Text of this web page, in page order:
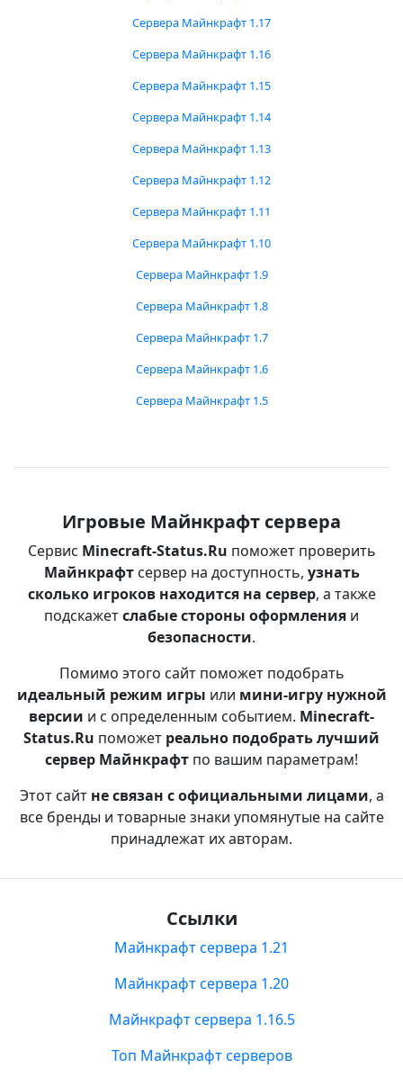
Сервера Майнкрафт 1.17
Сервера Майнкрафт 1.16
Сервера Майнкрафт 1.15
Сервера Майнкрафт 1.14
Сервера Майнкрафт 1.13
Сервера Майнкрафт 1.12
Сервера Майнкрафт 1.11
Сервера Майнкрафт 1.10
Сервера Майнкрафт 1.9
Сервера Майнкрафт 1.8
Сервера Майнкрафт 1.7
Сервера Майнкрафт 1.6
Сервера Майнкрафт 1.5
Игровые Майнкрафт сервера
Сервис Minecraft-Status.Ru поможет проверить
Майнкрафтсервер на доступность, узнать
сколько игроков находится на сервер, а также
подскажетслабые стороны оформления и
безопасности.
Помимо этого сайт поможет подобрать
идеальный режим игры или мини-игру нужной
версии и с определенным событием. Minecraft-
Status.Ru поможет реально подобрать лучший
сервер Майнкрафт по вашим параметрам!
Этот сайт не связан с официальными лицами, а
все бренды и товарные знаки упомянутые на сайте
принадлежат их авторам.
Ссылки
Майнкрафт сервера 1.21
Майнкрафт сервера 1.20
Майнкрафт сервера 1.16.5
Топ Майнкрафт серверов